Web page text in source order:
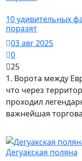
10 удивительных
поразят
03 авг 2025
0
25
1. Ворота между
что через
проходил
важнейшая
Дегуакская поляна